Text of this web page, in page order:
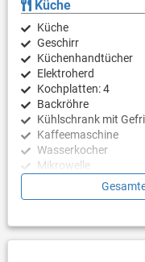
Küche
Küche
Geschirr
Küchenhandtücher
Elektroherd
Kochplatten: 4
Backröhre
Kühlschrank mit
Kaffeemaschine
Wasserkocher
Mikrowelle
Schlafzimmer mit